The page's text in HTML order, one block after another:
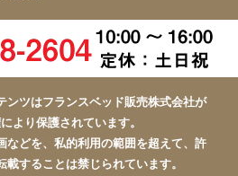
ンツはフランスベッド販売株式会社が
より保護されています。
などを、私的利用の範囲を超えて、許
することは禁じられています。